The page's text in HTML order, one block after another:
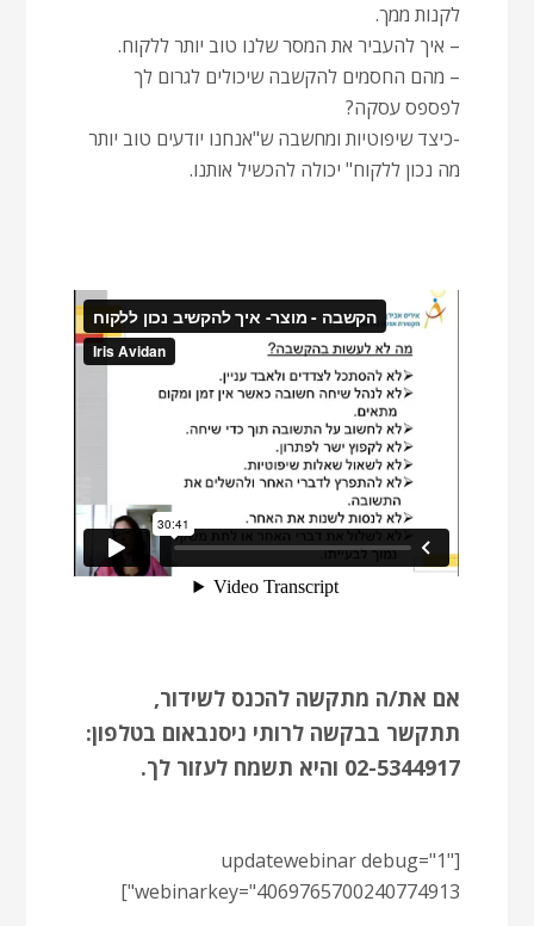
לקנות ממך.
– איך להעביר את המסר שלנו טוב יותר ללקוח.
– מהם החסמים להקשבה שיכולים לגרום לך
לפספס עסקה?
-כיצד שיפוטיות ומחשבה ש"אנחנו יודעים טוב יותר
מה נכון ללקוח" יכולה להכשיל אותנו.
אם את/ה מתקשה להכנס לשידור,
תתקשר בבקשה לרותי ניסנבאום בטלפון:
02-5344917 והיא תשמח לעזור לך.
[updatewebinar debug="1"
webinarkey="4069765700240774913"]